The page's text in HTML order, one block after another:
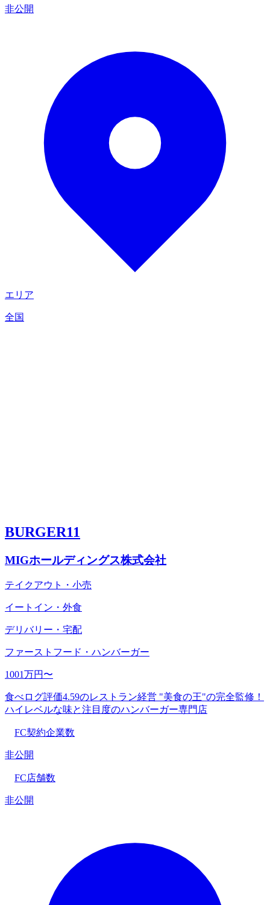
非公開
エリア
全国
BURGER11
MIGホールディングス株式会社
テイクアウト・小売
イートイン・外食
デリバリー・宅配
ファーストフード・ハンバーガー
1001万円〜
食べログ評価4.59のレストラン経営 "美食の王"の完全監修！
ハイレベルな味と注目度のハンバーガー専門店
FC契約企業数
非公開
FC店舗数
非公開